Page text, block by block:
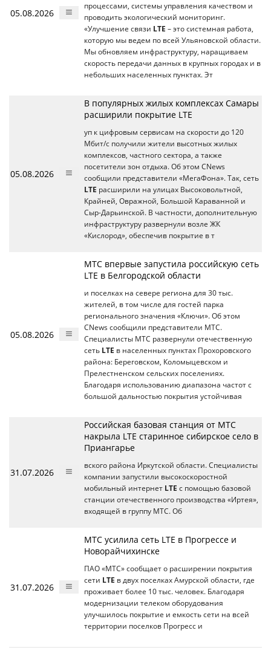
05.08.2026
процессами, системы управления качеством и
проводить экологический мониторинг.
«Улучшение связи LTE – это системная работа,
которую мы ведем по всей Ульяновской области.
Мы обновляем инфраструктуру, наращиваем
скорость передачи данных в крупных городах и в
небольших населенных пунктах. Эт
05.08.2026
В популярных жилых комплексах Самары
расширили покрытие LTE
уп к цифровым сервисам на скорости до 120
Мбит/с получили жители высотных жилых
комплексов, частного сектора, а также
посетители зон отдыха. Об этом CNews
сообщили представители «МегаФона». Так, сеть
LTE расширили на улицах Высоковольтной,
Крайней, Овражной, Большой Караванной и
Сыр-Дарьинской. В частности, дополнительную
инфраструктуру развернули возле ЖК
«Кислород», обеспечив покрытие в т
05.08.2026
МТС впервые запустила российскую сеть
LTE в Белгородской области
и поселках на севере региона для 30 тыс.
жителей, в том числе для гостей парка
регионального значения «Ключи». Об этом
CNews сообщили представители МТС.
Специалисты МТС развернули отечественную
сеть LTE в населенных пунктах Прохоровского
района: Береговском, Коломыцевском и
Прелестненском сельских поселениях.
Благодаря использованию диапазона частот с
большой дальностью покрытия устойчивая
31.07.2026
Российская базовая станция от МТС
накрыла LTE старинное сибирское село в
Приангарье
вского района Иркутской области. Специалисты
компании запустили высокоскоростной
мобильный интернет LTE с помощью базовой
станции отечественного производства «Иртея»,
входящей в группу МТС. Об
31.07.2026
МТС усилила сеть LTE в Прогрессе и
Новорайчихинске
ПАО «МТС» сообщает о расширении покрытия
сети LTE в двух поселках Амурской области, где
проживает более 10 тыс. человек. Благодаря
модернизации телеком оборудования
улучшилось покрытие и емкость сети на всей
территории поселков Прогресс и